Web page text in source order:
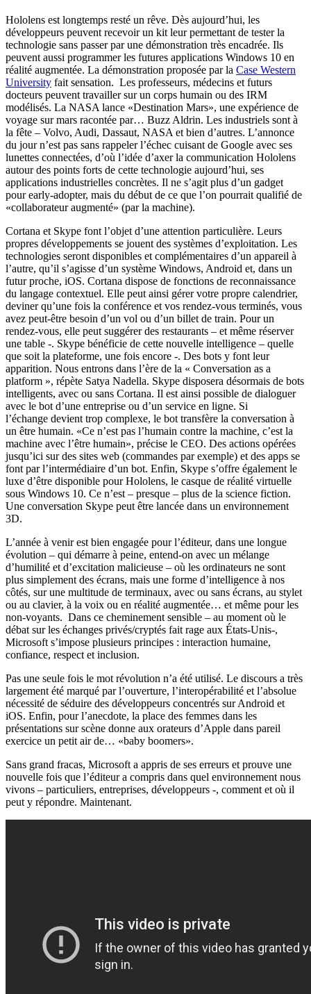
Hololens est longtemps resté un rêve. Dès aujourd’hui, les
développeurs peuvent recevoir un kit leur permettant de tester la
technologie sans passer par une démonstration très encadrée. Ils
peuvent aussi programmer les futures applications Windows 10 en
réalité augmentée. La démonstration proposée par la Case Western
University fait sensation. Les professeurs, médecins et futurs
docteurs peuvent travailler sur un corps humain ou des IRM
modélisés. La NASA lance «Destination Mars», une expérience de
voyage sur mars racontée par… Buzz Aldrin. Les industriels sont à
la fête – Volvo, Audi, Dassaut, NASA et bien d’autres. L’annonce
du jour n’est pas sans rappeler l’échec cuisant de Google avec ses
lunettes connectées, d’où l’idée d’axer la communication Hololens
autour des points forts de cette technologie aujourd’hui, ses
applications industrielles concrètes. Il ne s’agit plus d’un gadget
pour early-adopter, mais du début de ce que l’on pourrait qualifié de
«collaborateur augmenté» (par la machine).
Cortana et Skype font l’objet d’une attention particulière. Leurs
propres développements se jouent des systèmes d’exploitation. Les
technologies seront disponibles et complémentaires d’un appareil à
l’autre, qu’il s’agisse d’un système Windows, Android et, dans un
futur proche, iOS. Cortana dispose de fonctions de reconnaissance
du langage contextuel. Elle peut ainsi gérer votre propre calendrier,
deviner qu’une fois la conférence et vos rendez-vous terminés, vous
avez peut-être besoin d’un vol ou d’un billet de train. Pour un
rendez-vous, elle peut suggérer des restaurants – et même réserver
une table -. Skype bénéficie de cette nouvelle intelligence – quelle
que soit la plateforme, une fois encore -. Des bots y font leur
apparition. Nous entrons dans l’ère de la « Conversation as a
platform », répète Satya Nadella. Skype disposera désormais de bots
intelligents, avec ou sans Cortana. Il est ainsi possible de dialoguer
avec le bot d’une entreprise ou d’un service en ligne. Si
l’échange devient trop complexe, le bot transfère la conversation à
un être humain. «Ce n’est pas l’humain contre la machine, c’est la
machine avec l’être humain», précise le CEO. Des actions opérées
jusqu’ici sur des sites web (commandes par exemple) et des apps se
font par l’intermédiaire d’un bot. Enfin, Skype s’offre également le
luxe d’être disponible pour Hololens, le casque de réalité virtuelle
sous Windows 10. Ce n’est – presque – plus de la science fiction.
Une conversation Skype peut être lancée dans un environnement
3D.
L’année à venir est bien engagée pour l’éditeur, dans une longue
évolution – qui démarre à peine, entend-on avec un mélange
d’humilité et d’excitation malicieuse – où les ordinateurs ne sont
plus simplement des écrans, mais une forme d’intelligence à nos
côtés, sur une multitude de terminaux, avec ou sans écrans, au stylet
ou au clavier, à la voix ou en réalité augmentée… et même pour les
non-voyants. Dans ce cheminement sensible – au moment où le
débat sur les échanges privés/cryptés fait rage aux États-Unis-,
Microsoft s’impose plusieurs principes : interaction humaine,
confiance, respect et inclusion.
Pas une seule fois le mot révolution n’a été utilisé. Le discours a très
largement été marqué par l’ouverture, l’interopérabilité et l’absolue
nécessité de séduire des développeurs concentrés sur Android et
iOS. Enfin, pour l’anecdote, la place des femmes dans les
présentations sur scène donne aux orateurs d’Apple dans pareil
exercice un petit air de… «baby boomers».
Sans grand fracas, Microsoft a appris de ses erreurs et prouve une
nouvelle fois que l’éditeur a compris dans quel environnement nous
vivons – particuliers, entreprises, développeurs -, comment et où il
peut y répondre. Maintenant.